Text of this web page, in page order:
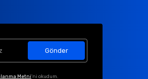
Gönder
Metni'ni okudum.